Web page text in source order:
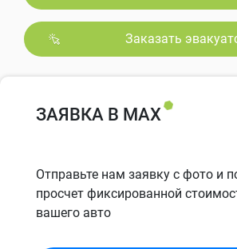
Заказать
ЗАЯВКА В MAX
Отправьте нам заявку с фото и
просчет фиксированной
вашего авто